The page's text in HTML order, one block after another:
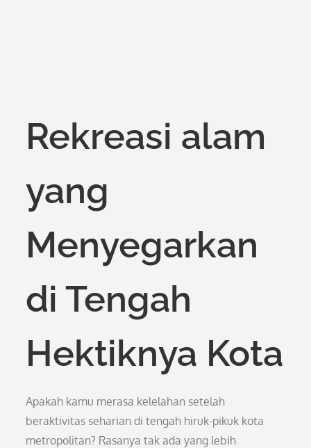
Rekreasi alam
yang
Menyegarkan
di Tengah
Hektiknya Kota
Apakah kamu merasa kelelahan setelah
beraktivitas seharian di tengah hiruk-pikuk kota
metropolitan? Rasanya tak ada yang lebih